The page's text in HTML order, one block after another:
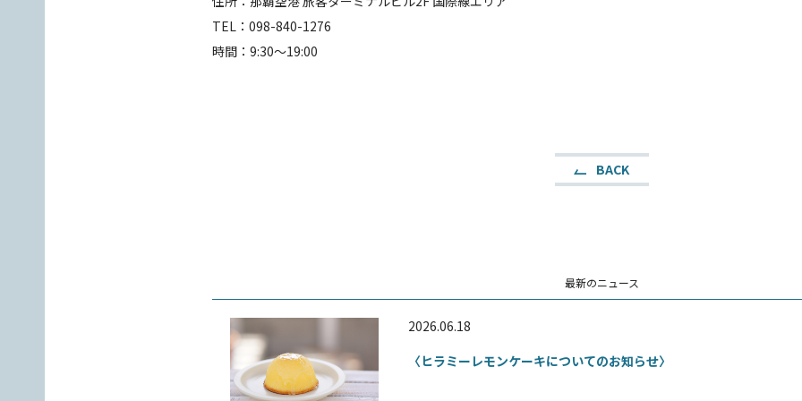
TEL：098-840-1276
時間：9:30～19:00
BACK
最新のニュース
2026.06.18
〈ヒラミーレモンケーキについてのお知らせ〉